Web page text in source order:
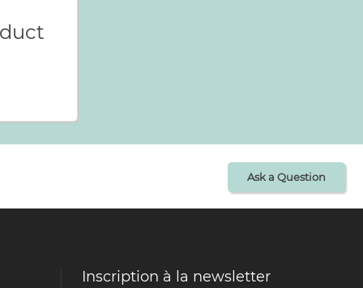
Ask a Question
Inscription à la newsletter